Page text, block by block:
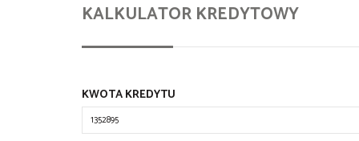
KALKULATOR KREDYTOWY
KWOTA KREDYTU